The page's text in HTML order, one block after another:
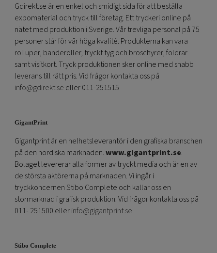
Gdirekt.se är en enkel och smidigt sida för att beställa
expomaterial och tryck till företag. Ett tryckeri online på
nätet med produktion i Sverige. Vår trevliga personal på 75
personer står för vår höga kvalité. Produkterna kan vara
rolluper, banderoller, tryckt tyg och broschyrer, foldrar
samt visitkort. Tryck produktionen sker online med snabb
leverans till rätt pris. Vid frågor kontakta oss på
info@gdirekt.se eller 011-251515
GigantPrint
Gigantprint är en helhetsleverantör i den grafiska branschen
på den nordiska marknaden.www.gigantprint.se.
Bolaget levererar alla former av tryckt media och är en av
de största aktörerna på marknaden. Vi ingår i
tryckkoncernen Stibo Complete och kallar oss en
stormarknad i grafisk produktion. Vid frågor kontakta oss på
011- 251500 ellerinfo@gigantprint.se
Stibo Complete